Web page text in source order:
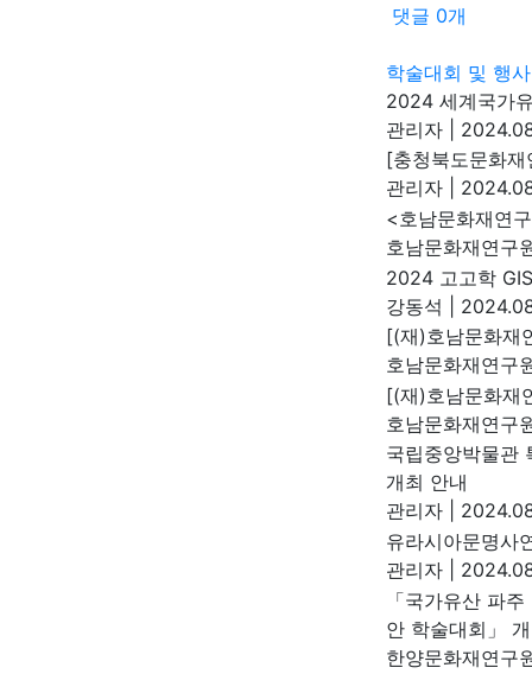
댓글 0개
학술대회 및 행사
2024 세계국가
관리자
[충청북도문화재
관리자
<호남문화재연
호남문화재연구
2024 고고학
강동석
[(재)호남문화재
호남문화재연구
[(재)호남문화재
호남문화재연구
국립중앙박물관
개최 안내
관리자
유라시아문명사
관리자
「국가유산 파
안 학술대회」
한양문화재연구